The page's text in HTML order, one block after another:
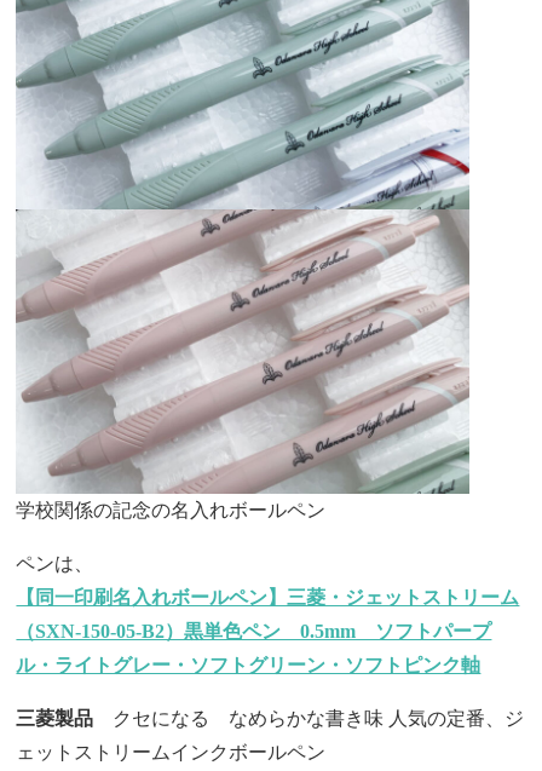
学校関係の記念の名入れボールペン
ペンは、
【同一印刷名入れボールペン】三菱・ジェットストリーム
（SXN-150-05-B2）黒単色ペン 0.5mm ソフトパープ
ル・ライトグレー・ソフトグリーン・ソフトピンク軸
三菱製品 クセになる なめらかな書き味 人気の定番、ジ
ェットストリームインクボールペン